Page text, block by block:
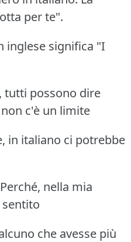
per te".
inglese significa "I
tutti possono dire
c'è un limite
in italiano ci potrebbe
nella mia
sentito
che avesse più